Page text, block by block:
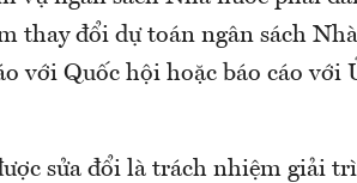
thay đổi dự toán ngân sách
với Quốc hội hoặc báo cáo với
sửa đổi là trách nhiệm giải